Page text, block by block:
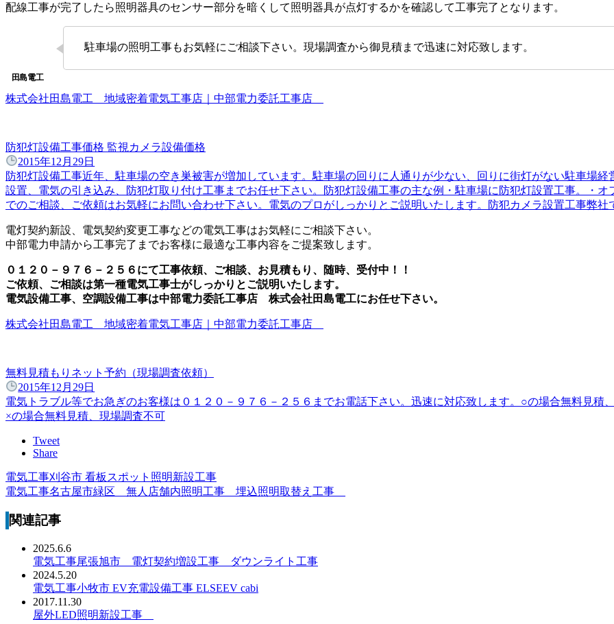
配線工事が完了したら照明器具のセンサー部分を暗くして照明器具が点灯するかを確認して工事完了となります。
駐車場の照明工事もお気軽にご相談下さい。現場調査から御見積まで迅速に対応致します。
株式会社田島電工 地域密着電気工事店｜中部電力委託工事店
防犯灯設備工事価格 監視カメラ設備価格
2015年12月29日
防犯灯設備工事近年、駐車場の空き巣被害が増加しています。駐車場の回りに人通りが少ない、回りに街灯がない駐車場
設置、電気の引き込み、防犯灯取り付け工事までお任せ下さい。防犯灯設備工事の主な例・駐車場に防犯灯設置工事。・
でのご相談、ご依頼はお気軽にお問い合わせ下さい。電気のプロがしっかりとご説明いたします。防犯カメラ設置工事弊
電灯契約新設、電気契約変更工事などの電気工事はお気軽にご相談下さい。
中部電力申請から工事完了までお客様に最適な工事内容をご提案致します。
０１２０－９７６－２５６にて工事依頼、ご相談、お見積もり、随時、受付中！！
ご依頼、ご相談は第一種電気工事士がしっかりとご説明いたします。
電気設備工事、空調設備工事は中部電力委託工事店 株式会社田島電工にお任せ下さい。
株式会社田島電工 地域密着電気工事店｜中部電力委託工事店
無料見積もりネット予約（現場調査依頼）
2015年12月29日
電気トラブル等でお急ぎのお客様は０１２０－９７６－２５６までお電話下さい。迅速に対応致します。○の場合無料見
×の場合無料見積、現場調査不可
Tweet
Share
電気工事刈谷市 看板スポット照明新設工事
電気工事名古屋市緑区 無人店舗内照明工事 埋込照明取替え工事
関連記事
2025.6.6
電気工事尾張旭市 電灯契約増設工事 ダウンライト工事
2024.5.20
電気工事小牧市 EV充電設備工事 ELSEEV cabi
2017.11.30
屋外LED照明新設工事